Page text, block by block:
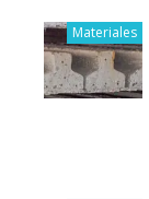
Materiales